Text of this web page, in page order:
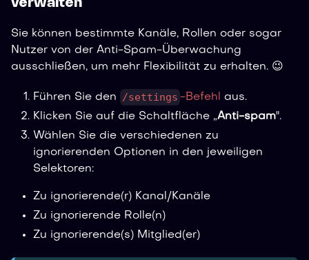
verwalten
Sie können bestimmte Kanäle, Rollen oder sogar
Nutzer von der Anti-Spam-Überwachung
ausschließen, um mehr Flexibilität zu erhalten. 😉
Führen Sie den /settings -Befehl aus.
Klicken Sie auf die Schaltfläche „Anti-spam".
Wählen Sie die verschiedenen zu
ignorierenden Optionen in den jeweiligen
Selektoren:
Zu ignorierende(r) Kanal/Kanäle
Zu ignorierende Rolle(n)
Zu ignorierende(s) Mitglied(er)